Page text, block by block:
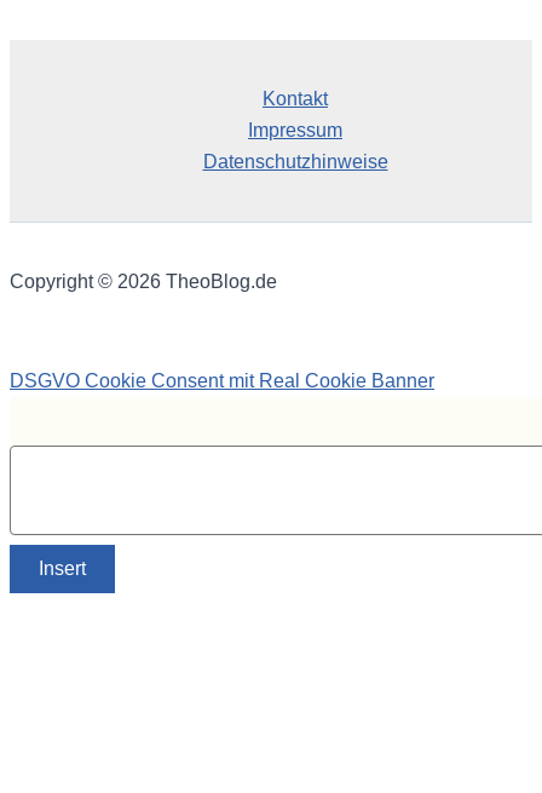
Kontakt
Impressum
Datenschutzhinweise
Copyright © 2026 TheoBlog.de
DSGVO Cookie Consent mit Real Cookie Banner
Insert